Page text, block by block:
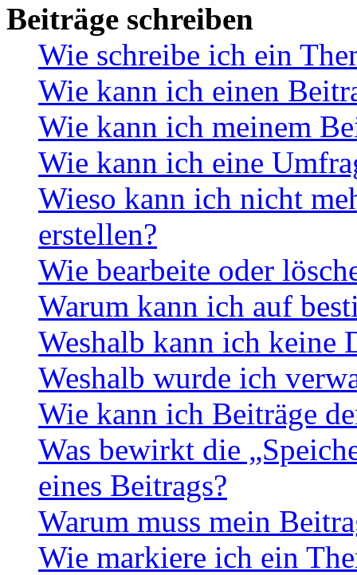
Beiträge schreiben
Wie schreibe ich ein
Wie kann ich einen
Wie kann ich meinem
Wie kann ich eine
Wieso kann ich nicht
erstellen?
Wie bearbeite oder
Warum kann ich auf
Weshalb kann ich keine
Weshalb wurde ich
Wie kann ich Beiträge
Was bewirkt die
eines Beitrags?
Warum muss mein
Wie markiere ich ein